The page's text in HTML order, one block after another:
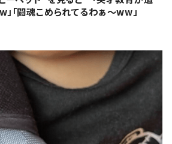
」「闘魂こめられてるわぁ～ww」